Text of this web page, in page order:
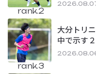
rank.2
大分トリ
中で示す
rank.3